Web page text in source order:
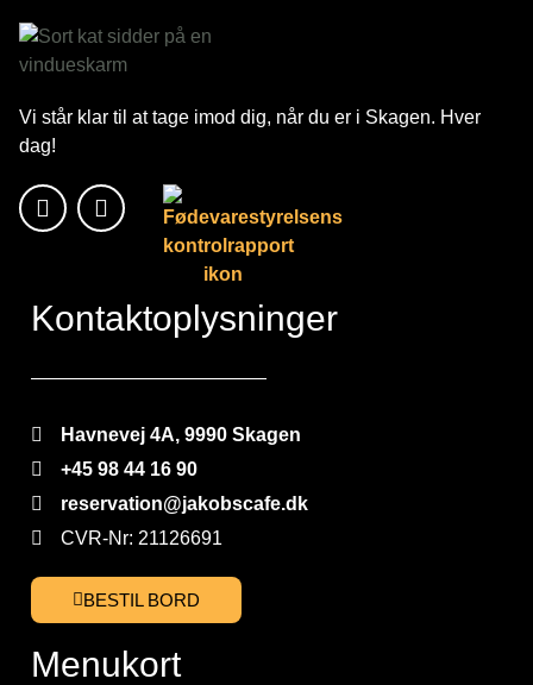
Vi står klar til at tage imod dig, når du er i Skagen. Hver
dag!
Kontaktoplysninger
Havnevej 4A, 9990 Skagen
+45 98 44 16 90
reservation@jakobscafe.dk
CVR-Nr: 21126691
BESTIL BORD
Menukort